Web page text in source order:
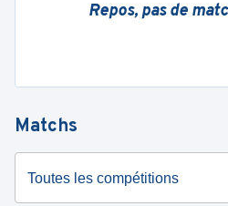
Repos, pas de
Matchs
Toutes les compétitions